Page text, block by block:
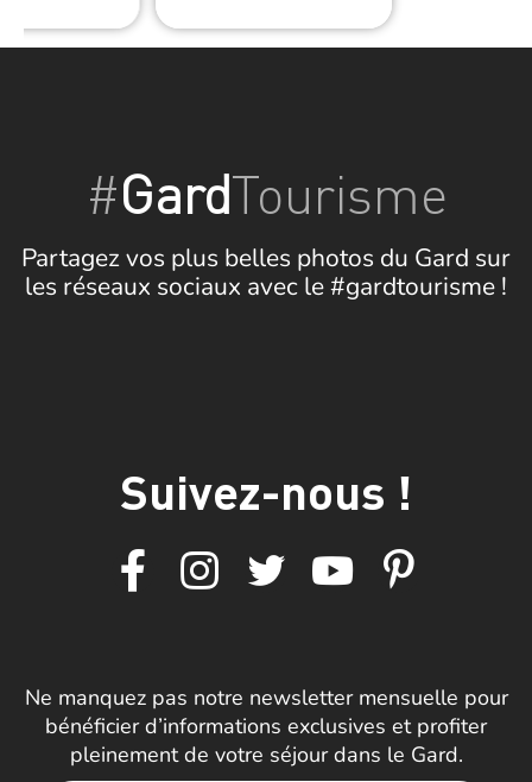
#GardTourisme
Partagez vos plus belles photos du Gard sur
les réseaux sociaux avec le #gardtourisme !
Suivez-nous !
Ne manquez pas notre newsletter mensuelle pour
bénéficier d’informations exclusives et profiter
pleinement de votre séjour dans le Gard.